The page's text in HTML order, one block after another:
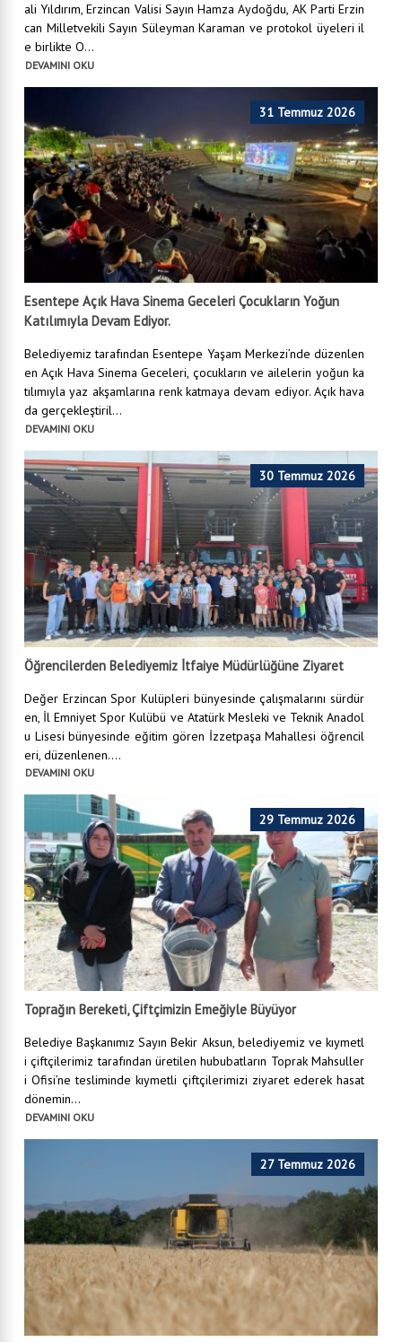
ali Yıldırım, Erzincan Valisi Sayın Hamza Aydoğdu, AK Parti Erzin
can Milletvekili Sayın Süleyman Karaman ve protokol üyeleri il
e birlikte O...
DEVAMINI OKU
31 Temmuz 2026
Esentepe Açık Hava Sinema Geceleri Çocukların Yoğun
Katılımıyla Devam Ediyor.
Belediyemiz tarafından Esentepe Yaşam Merkezi’nde düzenlen
en Açık Hava Sinema Geceleri, çocukların ve ailelerin yoğun ka
tılımıyla yaz akşamlarına renk katmaya devam ediyor. Açık hava
da gerçekleştiril...
DEVAMINI OKU
30 Temmuz 2026
Öğrencilerden Belediyemiz İtfaiye Müdürlüğüne Ziyaret
Değer Erzincan Spor Kulüpleri bünyesinde çalışmalarını sürdür
en, İl Emniyet Spor Kulübü ve Atatürk Mesleki ve Teknik Anadol
u Lisesi bünyesinde eğitim gören İzzetpaşa Mahallesi öğrencil
eri, düzenlenen....
DEVAMINI OKU
29 Temmuz 2026
Toprağın Bereketi, Çiftçimizin Emeğiyle Büyüyor
Belediye Başkanımız Sayın Bekir Aksun, belediyemiz ve kıymetl
i çiftçilerimiz tarafından üretilen hububatların Toprak Mahsuller
i Ofisi’ne tesliminde kıymetli çiftçilerimizi ziyaret ederek hasat
dönemin...
DEVAMINI OKU
27 Temmuz 2026